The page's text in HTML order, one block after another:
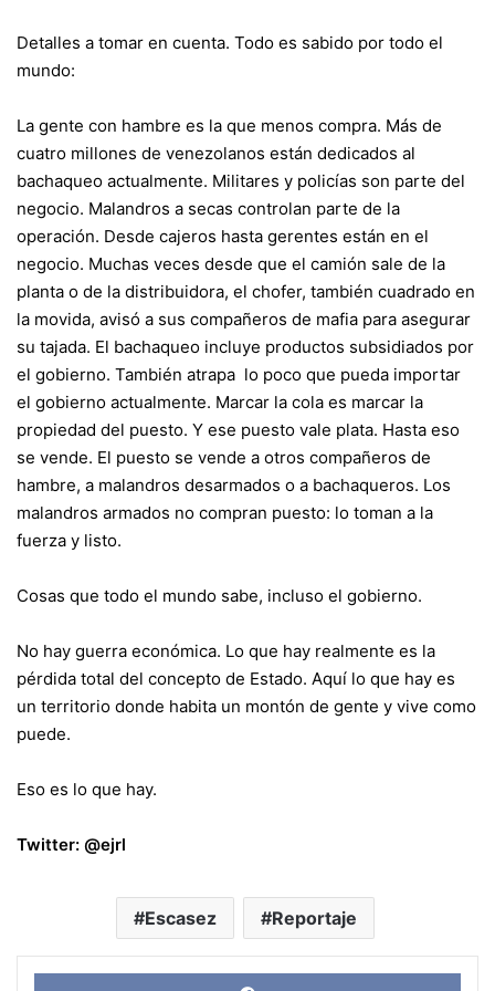
Detalles a tomar en cuenta. Todo es sabido por todo el
mundo:
La gente con hambre es la que menos compra. Más de
cuatro millones de venezolanos están dedicados al
bachaqueo actualmente. Militares y policías son parte del
negocio. Malandros a secas controlan parte de la
operación. Desde cajeros hasta gerentes están en el
negocio. Muchas veces desde que el camión sale de la
planta o de la distribuidora, el chofer, también cuadrado en
la movida, avisó a sus compañeros de mafia para asegurar
su tajada. El bachaqueo incluye productos subsidiados por
el gobierno. También atrapa lo poco que pueda importar
el gobierno actualmente. Marcar la cola es marcar la
propiedad del puesto. Y ese puesto vale plata. Hasta eso
se vende. El puesto se vende a otros compañeros de
hambre, a malandros desarmados o a bachaqueros. Los
malandros armados no compran puesto: lo toman a la
fuerza y listo.
Cosas que todo el mundo sabe, incluso el gobierno.
No hay guerra económica. Lo que hay realmente es la
pérdida total del concepto de Estado. Aquí lo que hay es
un territorio donde habita un montón de gente y vive como
puede.
Eso es lo que hay.
Twitter: @ejrl
Escasez Reportaje